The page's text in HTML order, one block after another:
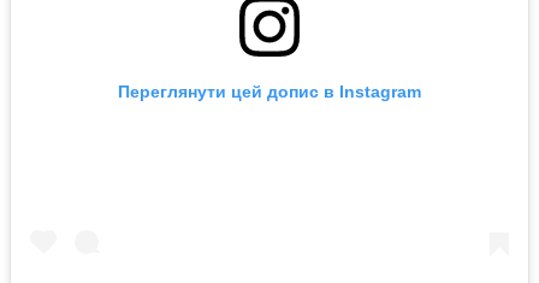
Переглянути цей допис в Instagram